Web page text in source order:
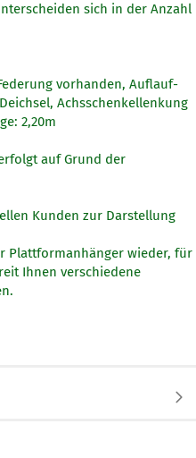
sich in der Anzahl
vorhanden, Auflauf-
Achsschenkellenkung
2,20m
auf Grund der
Kunden zur Darstellung
Plattformanhänger wieder, für
Ihnen verschiedene